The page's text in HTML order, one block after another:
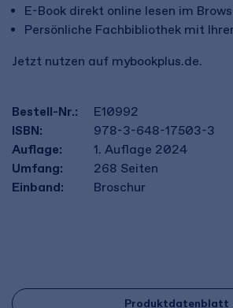
E-Book direkt online lesen im
Persönliche Fachbibliothek mit
Jetzt nutzen auf mybookplus.de.
Bestell-Nr.:
E10992
ISBN:
978-3-648-17503-3
Auflage:
1. Auflage 2024
Umfang:
268 Seiten
Einband:
Broschur
Produktdatenblatt